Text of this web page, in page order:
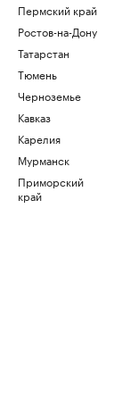
Пермский край
Ростов-на-Дону
Татарстан
Тюмень
Черноземье
Кавказ
Карелия
Мурманск
Приморский
край